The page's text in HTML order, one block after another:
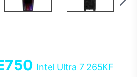
Intel Ultra 7 265KF